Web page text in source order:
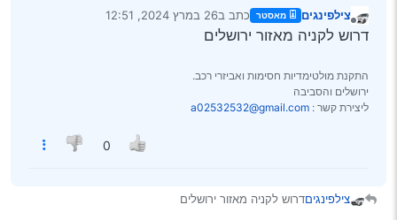
מנותק
צילפינגים מאסטר כתב ב26 במרץ 2024, 12:51
נערך לאחרונה על ידי
דרוש לקניה מאזור ירושלים
התקנת מולטימדיות חסימות ואביזרי רכב.
ירושלים והסביבה
ליצירת קשר : a02532532@gmail.com
0
צילפינגיםדרוש לקניה מאזור ירושלים